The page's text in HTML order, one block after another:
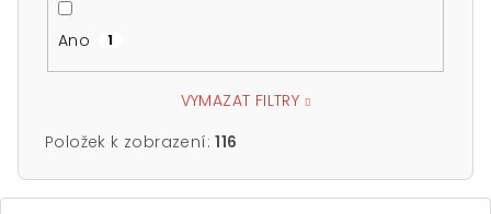
Ano 1
VYMAZAT FILTRY
Položek k zobrazení:116